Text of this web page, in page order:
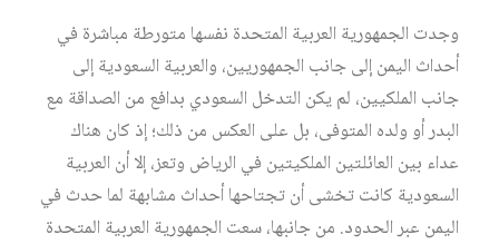
وجدت الجمهورية العربية المتحدة نفسها متورطة مباشرة في
أحداث اليمن إلى جانب الجمهوريين، والعربية السعودية إلى
جانب الملكيين، لم يكن التدخل السعودي بدافع من الصداقة مع
البدر أو ولده المتوفى، بل على العكس من ذلك؛ إذ كان هناك
عداء بين العائلتين الملكيتين في الرياض وتعز، إلا أن العربية
السعودية كانت تخشى أن تجتاحها أحداث مشابهة لما حدث في
اليمن عبر الحدود. من جانبها، سعت الجمهورية العربية المتحدة